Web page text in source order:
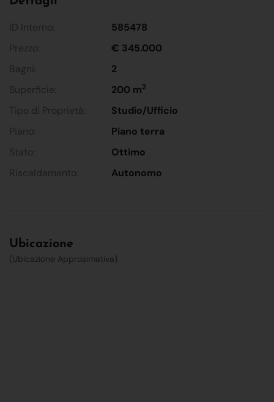
ID Interno:
585478
Prezzo:
€ 345.000
Bagni:
2
Superficie:
200 m2
Tipo di Proprietà:
Studio/Ufficio
Piano:
Piano terra
Stato:
Ottimo
Riscaldamento:
Autonomo
Ubicazione
(Ubicazione Approsimativa)